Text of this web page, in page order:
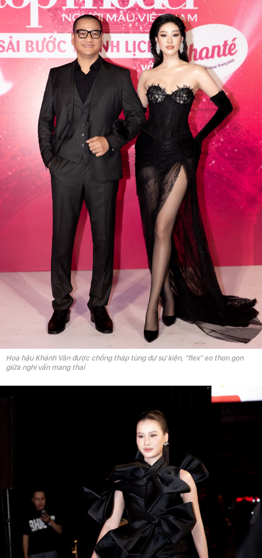
Hoa hậu Khánh Vân được chồng tháp tùng dự sự kiện, "flex" eo thon gọn
giữa nghi vấn mang thai